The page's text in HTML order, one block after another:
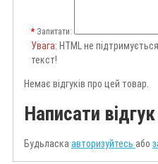
Запитати:
Увага: HTML не
текст!
Немає відгуків про цей товар.
Написати відгук
Будьласка авторизуйтесь або